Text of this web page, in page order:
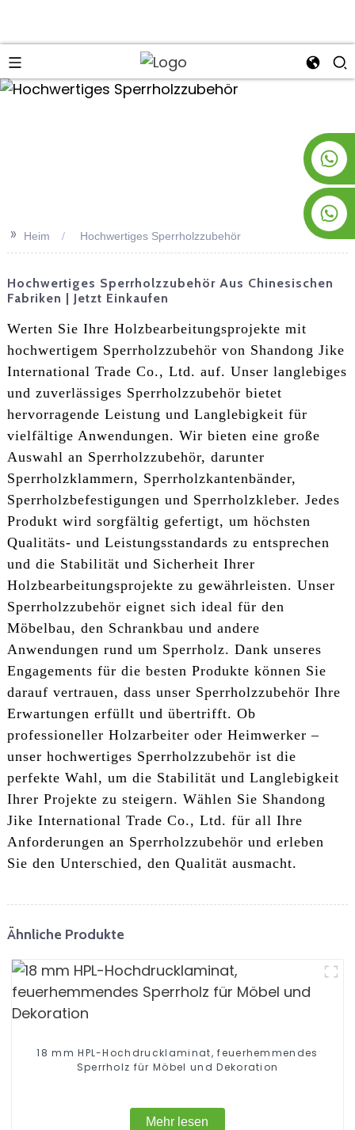
>>
Heim Hochwertiges Sperrholzzubehör
Hochwertiges Sperrholzzubehör Aus Chinesischen
Fabriken | Jetzt Einkaufen
Werten Sie Ihre Holzbearbeitungsprojekte mit
hochwertigem Sperrholzzubehör von Shandong Jike
International Trade Co., Ltd. auf. Unser langlebiges
und zuverlässiges Sperrholzzubehör bietet
hervorragende Leistung und Langlebigkeit für
vielfältige Anwendungen. Wir bieten eine große
Auswahl an Sperrholzzubehör, darunter
Sperrholzklammern, Sperrholzkantenbänder,
Sperrholzbefestigungen und Sperrholzkleber. Jedes
Produkt wird sorgfältig gefertigt, um höchsten
Qualitäts- und Leistungsstandards zu entsprechen
und die Stabilität und Sicherheit Ihrer
Holzbearbeitungsprojekte zu gewährleisten. Unser
Sperrholzzubehör eignet sich ideal für den
Möbelbau, den Schrankbau und andere
Anwendungen rund um Sperrholz. Dank unseres
Engagements für die besten Produkte können Sie
darauf vertrauen, dass unser Sperrholzzubehör Ihre
Erwartungen erfüllt und übertrifft. Ob
professioneller Holzarbeiter oder Heimwerker –
unser hochwertiges Sperrholzzubehör ist die
perfekte Wahl, um die Stabilität und Langlebigkeit
Ihrer Projekte zu steigern. Wählen Sie Shandong
Jike International Trade Co., Ltd. für all Ihre
Anforderungen an Sperrholzzubehör und erleben
Sie den Unterschied, den Qualität ausmacht.
Ähnliche Produkte
18 mm HPL-Hochdrucklaminat, feuerhemmendes
Sperrholz für Möbel und Dekoration
Mehr lesen